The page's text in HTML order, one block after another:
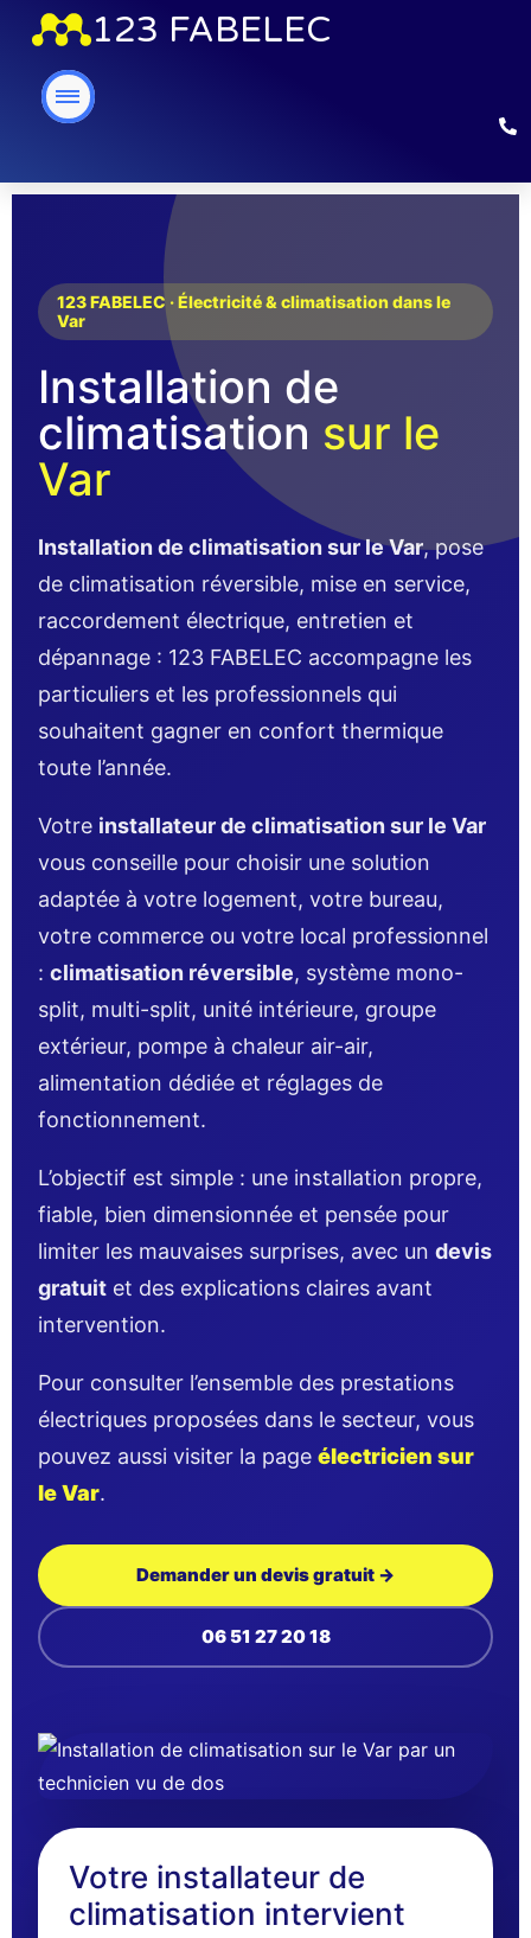
123 FABELEC
123 FABELEC · Électricité & climatisation dans le
Var
Installation de
climatisation sur le
Var
Installation de climatisation sur le Var, pose
de climatisation réversible, mise en service,
raccordement électrique, entretien et
dépannage : 123 FABELEC accompagne les
particuliers et les professionnels qui
souhaitent gagner en confort thermique
toute l’année.
Votre installateur de climatisation sur le Var
vous conseille pour choisir une solution
adaptée à votre logement, votre bureau,
votre commerce ou votre local professionnel
: climatisation réversible, système mono-
split, multi-split, unité intérieure, groupe
extérieur, pompe à chaleur air-air,
alimentation dédiée et réglages de
fonctionnement.
L’objectif est simple : une installation propre,
fiable, bien dimensionnée et pensée pour
limiter les mauvaises surprises, avec un devis
gratuit et des explications claires avant
intervention.
Pour consulter l’ensemble des prestations
électriques proposées dans le secteur, vous
pouvez aussi visiter la page électricien sur
le Var.
Demander un devis gratuit →
06 51 27 20 18
Votre installateur de
climatisation intervient